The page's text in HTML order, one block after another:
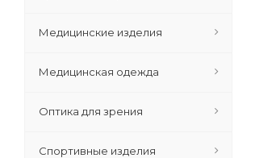
Медицинские изделия
Медицинская одежда
Оптика для зрения
Спортивные изделия